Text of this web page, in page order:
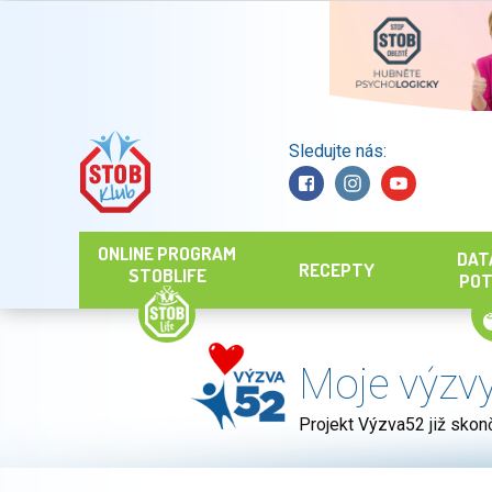
Sledujte nás:
ONLINE PROGRAM
STOBLIFE
RECEPTY
Moje
Projekt Výzva52 již